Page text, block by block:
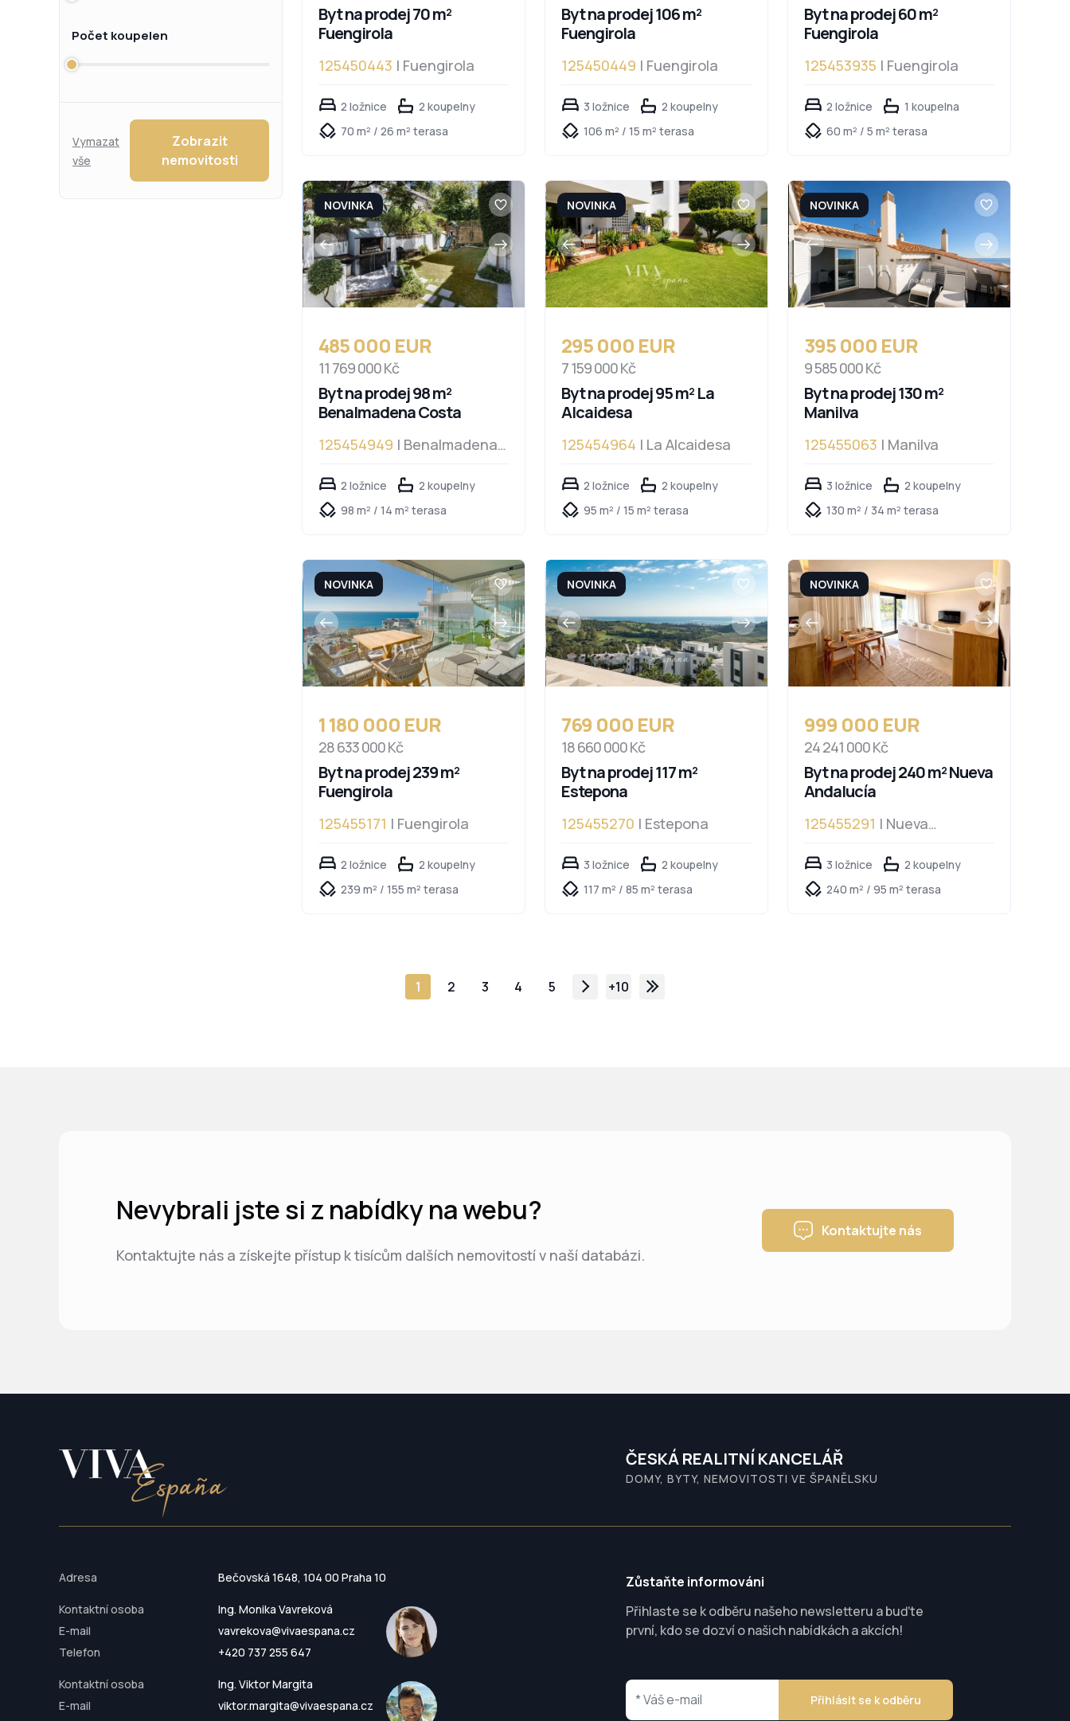
Počet koupelen
Vymazat
vše
Zobrazit
nemovitosti
Byt na prodej 70 m²
Fuengirola
125450443 | Fuengirola
2 ložnice
2 koupelny
70 m² / 26 m² terasa
Byt na prodej 106 m²
Fuengirola
125450449 | Fuengirola
3 ložnice
2 koupelny
106 m² / 15 m² terasa
Byt na prodej 60 m²
Fuengirola
125453935 | Fuengirola
2 ložnice
1 koupelna
60 m² / 5 m² terasa
NOVINKA
485 000 EUR
11 769 000 Kč
Byt na prodej 98 m²
Benalmadena Costa
125454949 | Benalmadena
2 ložnice
2 koupelny
98 m² / 14 m² terasa
NOVINKA
295 000 EUR
7 159 000 Kč
Byt na prodej 95 m² La
Alcaidesa
125454964 | La Alcaidesa
2 ložnice
2 koupelny
95 m² / 15 m² terasa
NOVINKA
395 000 EUR
9 585 000 Kč
Byt na prodej 130 m²
Manilva
125455063 | Manilva
3 ložnice
2 koupelny
130 m² / 34 m² terasa
NOVINKA
1 180 000 EUR
28 633 000 Kč
Byt na prodej 239 m²
Fuengirola
125455171 | Fuengirola
2 ložnice
2 koupelny
239 m² / 155 m² terasa
NOVINKA
769 000 EUR
18 660 000 Kč
Byt na prodej 117 m²
Estepona
125455270 | Estepona
3 ložnice
2 koupelny
117 m² / 85 m² terasa
NOVINKA
999 000 EUR
24 241 000 Kč
Byt na prodej 240 m² Nueva
Andalucía
125455291 | Nueva
3 ložnice
2 koupelny
240 m² / 95 m² terasa
1 2 3 4 5 +10
Nevybrali jste si z nabídky na webu?
Kontaktujte nás a získejte přístup k tisícům dalších nemovitostí v naší databázi.
Kontaktujte nás
ČESKÁ REALITNÍ KANCELÁŘ
DOMY, BYTY, NEMOVITOSTI VE ŠPANĚLSKU
Adresa Bečovská 1648, 104 00 Praha 10
Kontaktní osoba
Ing. Monika Vavreková
E-mail
vavrekova@vivaespana.cz
Telefon
+420 737 255 647
Kontaktní osoba
Ing. Viktor Margita
E-mail
viktor.margita@vivaespana.cz
Zůstaňte informováni
Přihlaste se k odběru našeho newsletteru a buďte
první, kdo se dozví o našich nabídkách a akcích!
Přihlásit se k odběru